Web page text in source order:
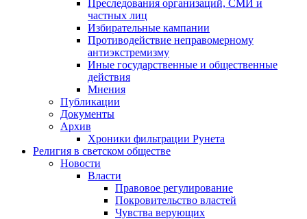
Преследования организаций, СМИ и
частных лиц
Избирательные кампании
Противодействие неправомерному
антиэкстремизму
Иные государственные и общественные
действия
Мнения
Публикации
Документы
Архив
Хроники фильтрации Рунета
Религия в светском обществе
Новости
Власти
Правовое регулирование
Покровительство властей
Чувства верующих